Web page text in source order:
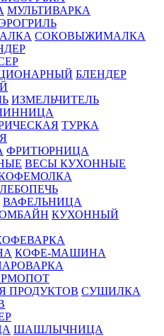
МУЛЬТИВАРКА
СОКОВЫЖИМАЛКА
БЛЕНДЕР
ИЗМЕЛЬЧИТЕЛЬ
ТУРКА
ФРИТЮРНИЦА
ВЕСЫ КУХОННЫЕ
ВАФЕЛЬНИЦА
КУХОННЫЙ
КОФЕ-МАШИНА
СУШИЛКА
ШАШЛЫЧНИЦА